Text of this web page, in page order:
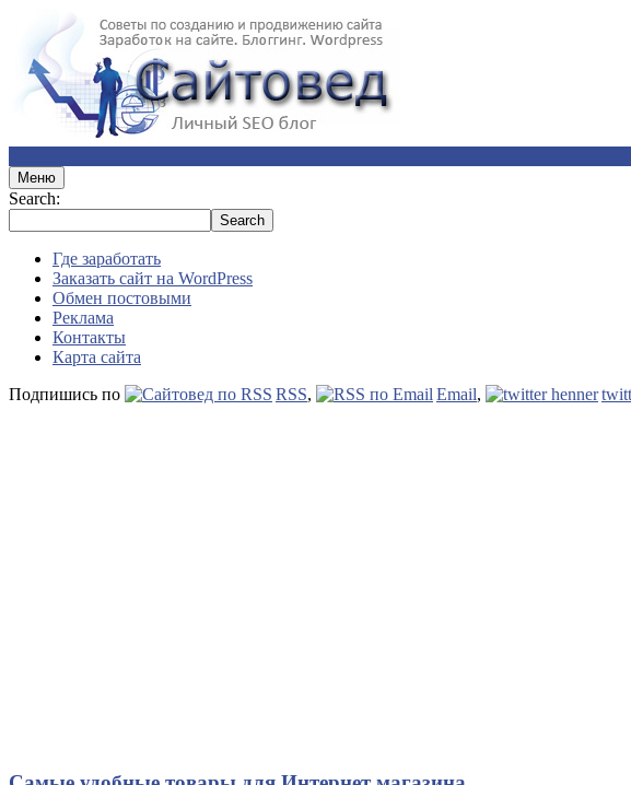
Меню
Search:
Где заработать
Заказать сайт на WordPress
Обмен постовыми
Реклама
Контакты
Карта сайта
Подпишись по
RSS, Email,